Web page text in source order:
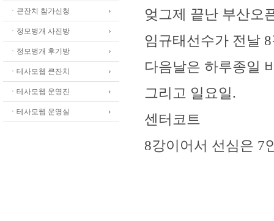
ㆍ큰잔치 참가신청
ㆍ정모벙개 사진방
ㆍ정모벙개 후기방
ㆍ테사모웹 큰잔치
ㆍ테사모웹 운영진
ㆍ테사모웹 운영실
엊그제 끝난 부산오
임규태선수가 전날
다음날은 하루종일
그리고 일요일.
센터코트
8강이어서 선심은 7